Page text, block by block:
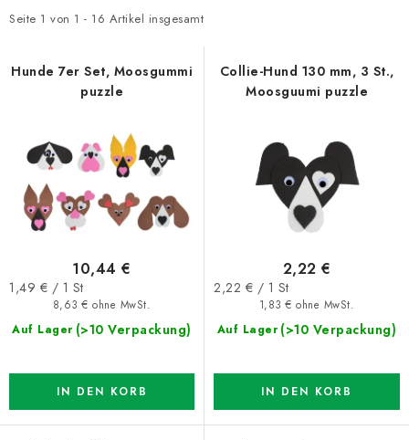
t
d
k
t
e
Seite 1 von 1 - 16 Artikel insgesamt
d
k
r
u
n
Hunde 7er Set, Moosgummi
puzzle
Auf Lager (>10 Verpackung)
8,63 € ohne MwSt.
10,44 €
Verkaufspreis:
1,49 € / 1 St
IN DEN KORB
Collie-Hund 130 mm, 3 St.,
Moosguumi puzzle
Auf Lager (>10 Verpackung)
1,83 € ohne MwSt.
2,22 €
Verkaufspreis:
2,22 € / 1 St
IN DEN KORB